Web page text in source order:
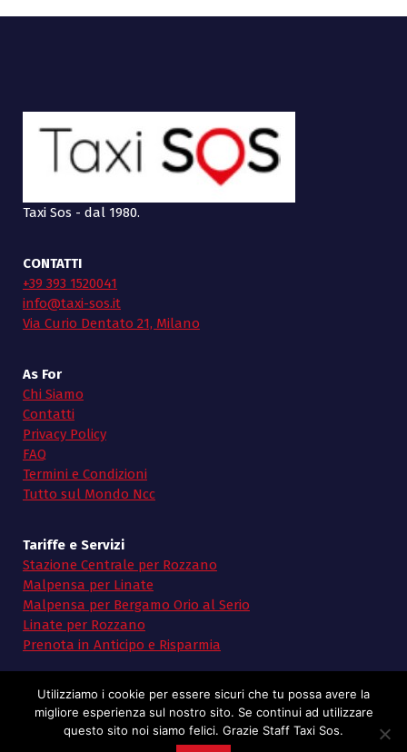
Taxi Sos - dal 1980.
CONTATTI
+39 393 1520041
info@taxi-sos.it
Via Curio Dentato 21, Milano
As For
Chi Siamo
Contatti
Privacy Policy
FAQ
Termini e Condizioni
Tutto sul Mondo Ncc
Tariffe e Servizi
Stazione Centrale per Rozzano
Malpensa per Linate
Malpensa per Bergamo Orio al Serio
Linate per Rozzano
Prenota in Anticipo e Risparmia
Utilizziamo i cookie per essere sicuri che tu possa avere la
migliore esperienza sul nostro sito. Se continui ad utilizzare
questo sito noi siamo felici. Grazie Staff Taxi Sos.